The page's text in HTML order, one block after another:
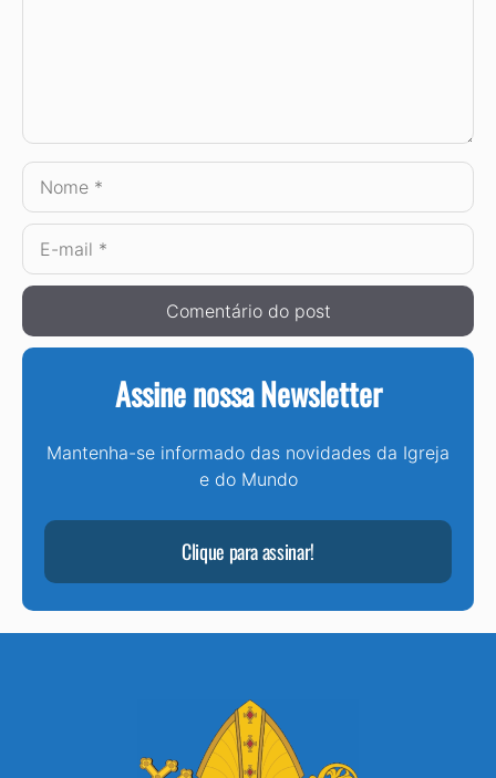
Nome
E-
mail
Assine nossa Newsletter
Mantenha-se informado das novidades da Igreja
e do Mundo
Clique para assinar!